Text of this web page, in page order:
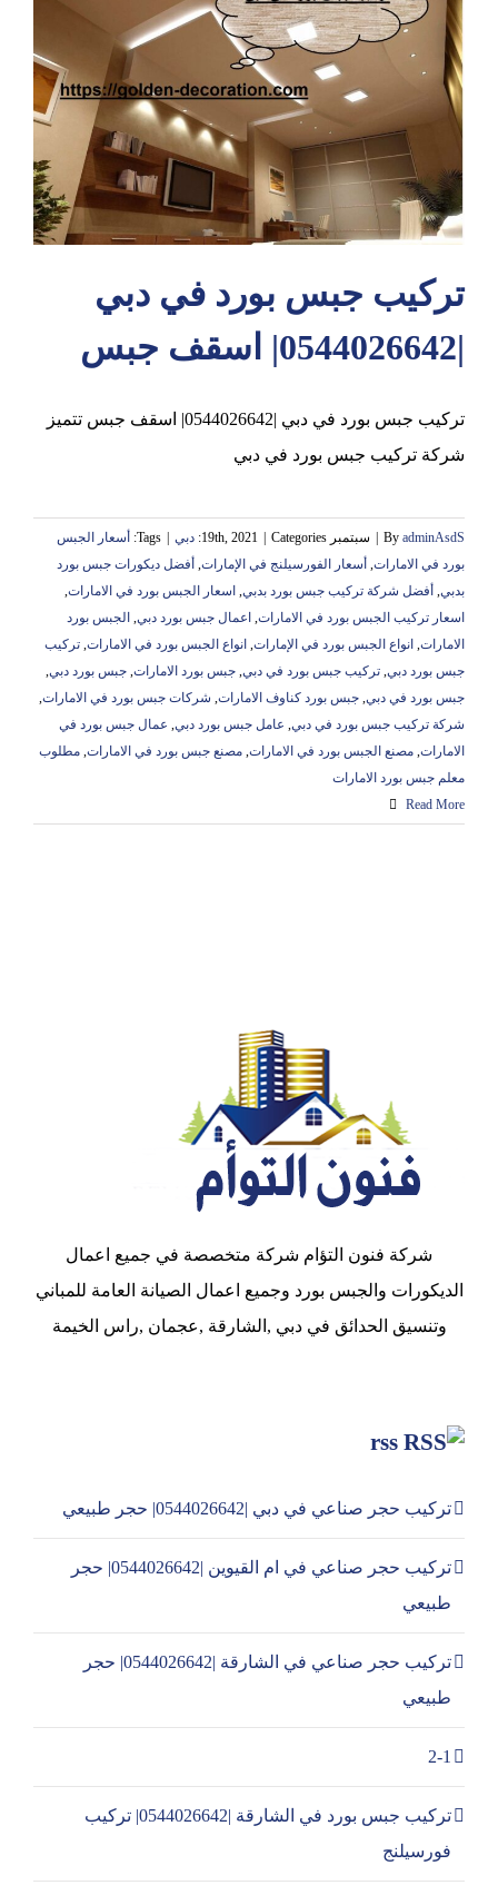
عجمان
تركيب جبس بورد في دبي
|0544026642| اسقف جبس
تركيب جبس بورد في دبي |0544026642| اسقف جبس تتميز
شركة تركيب جبس بورد في دبي
By adminAsdS سبتمبر 19th, 2021 Categories: دبي Tags:
أسعار الجبس
بورد في الامارات, أسعار الفورسيلنج في الإمارات, أفضل ديكورات جبس بورد
بدبي, أفضل شركة تركيب جبس بورد بدبي, اسعار الجبس بورد في الامارات,
اسعار تركيب الجبس بورد في الامارات, اعمال جبس بورد دبي, الجبس بورد
الامارات, انواع الجبس بورد في الإمارات, انواع الجبس بورد في الامارات, تركيب
جبس بورد دبي, تركيب جبس بورد في دبي, جبس بورد الامارات, جبس بورد دبي,
جبس بورد في دبي, جبس بورد كناوف الامارات, شركات جبس بورد في الامارات,
شركة تركيب جبس بورد في دبي, عامل جبس بورد دبي, عمال جبس بورد في
الامارات, مصنع الجبس بورد في الامارات, مصنع جبس بورد في الامارات, مطلوب
معلم جبس بورد الامارات
Read More
شركة فنون التؤام شركة متخصصة في جميع اعمال
الديكورات والجبس بورد وجميع اعمال الصيانة العامة للمباني
وتنسيق الحدائق في دبي ,الشارقة ,عجمان ,راس الخيمة
rss
تركيب حجر صناعي في دبي |0544026642| حجر طبيعي
تركيب حجر صناعي في ام القيوين |0544026642| حجر
طبيعي
تركيب حجر صناعي في الشارقة |0544026642| حجر
طبيعي
2-1
تركيب جبس بورد في الشارقة |0544026642| تركيب
فورسيلنج